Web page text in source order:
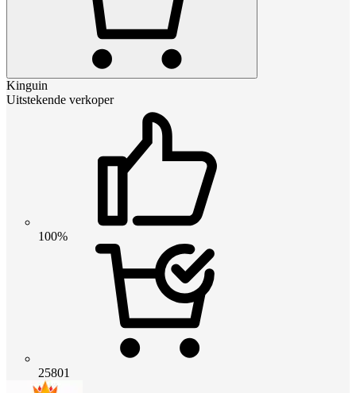
Kinguin
Uitstekende verkoper
100%
25801